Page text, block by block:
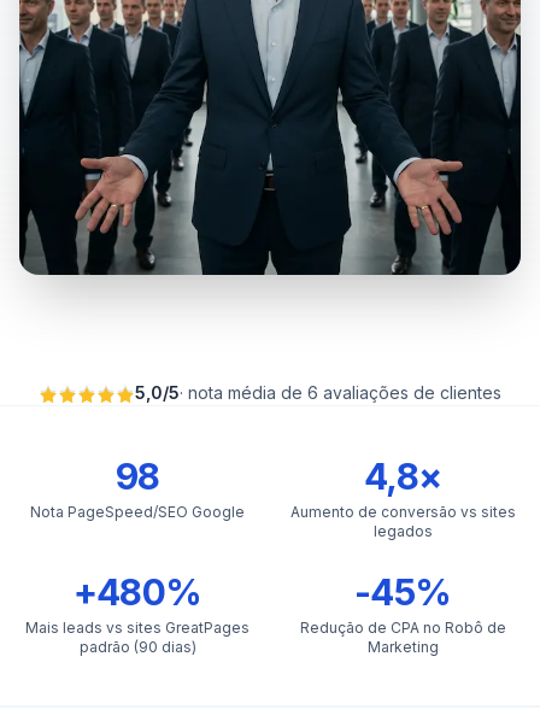
5,0/5· nota média de 6 avaliações de clientes
98
Nota PageSpeed/SEO Google
4,8×
Aumento de conversão vs sites
legados
+480%
Mais leads vs sites GreatPages
padrão (90 dias)
-45%
Redução de CPA no Robô de
Marketing